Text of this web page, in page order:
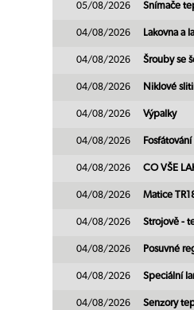
05/08/2026 Snímače
04/08/2026 Lakovna a
04/08/2026 Šrouby se
04/08/2026 Niklové
04/08/2026 Výpalky
04/08/2026
04/08/2026 CO VŠE
04/08/2026 Matice
04/08/2026 Strojově -
04/08/2026 Posuvné
04/08/2026 Speciální
04/08/2026 Senzory